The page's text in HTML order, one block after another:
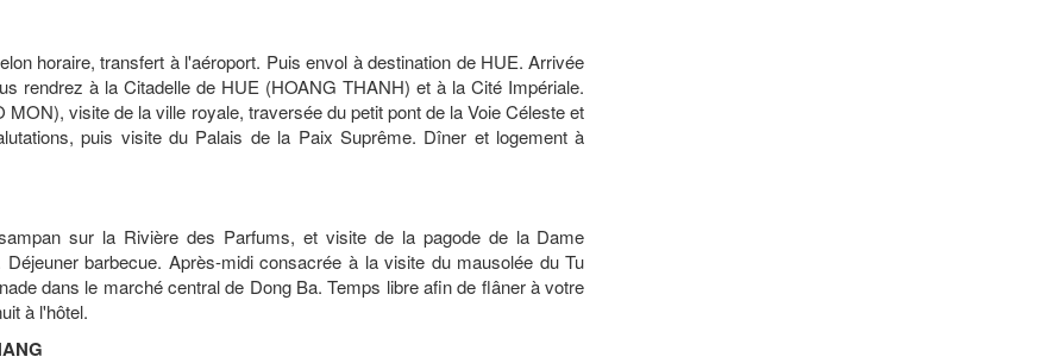
horaire, transfert à l'aéroport. Puis envol à destination de HUE. Arrivée
rendrez à la Citadelle de HUE (HOANG THANH) et à la Cité Impériale.
MON), visite de la ville royale, traversée du petit pont de la Voie Céleste et
puis visite du Palais de la Paix Suprême. Dîner et logement à
sur la Rivière des Parfums, et visite de la pagode de la Dame
barbecue. Après-midi consacrée à la visite du mausolée du Tu
dans le marché central de Dong Ba. Temps libre afin de flâner à votre
à l'hôtel.